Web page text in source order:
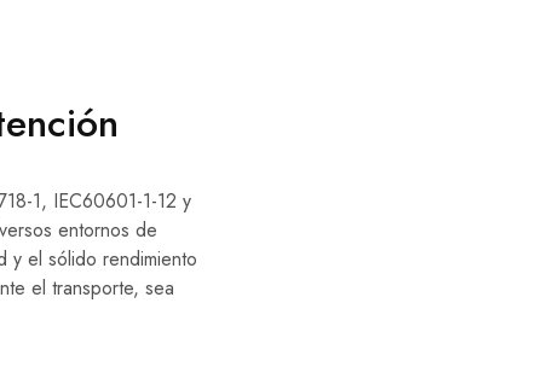
1, IEC60601-1-12 y
entornos de
y el sólido rendimiento
el transporte, sea